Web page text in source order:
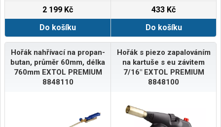
2 199 Kč
Do košíku
bezpečnou práci blízko plamenů
Podsekce kategorie produktů:
Systémové příslušenství IXO
433 Kč
Do košíku
Hořák nahřívací na propan-
butan, průměr 60mm, délka
760mm EXTOL PREMIUM
8848110
Hořák s piezo zapalováním
na kartuše s eu závitem
7/16" EXTOL PREMIUM
8848100